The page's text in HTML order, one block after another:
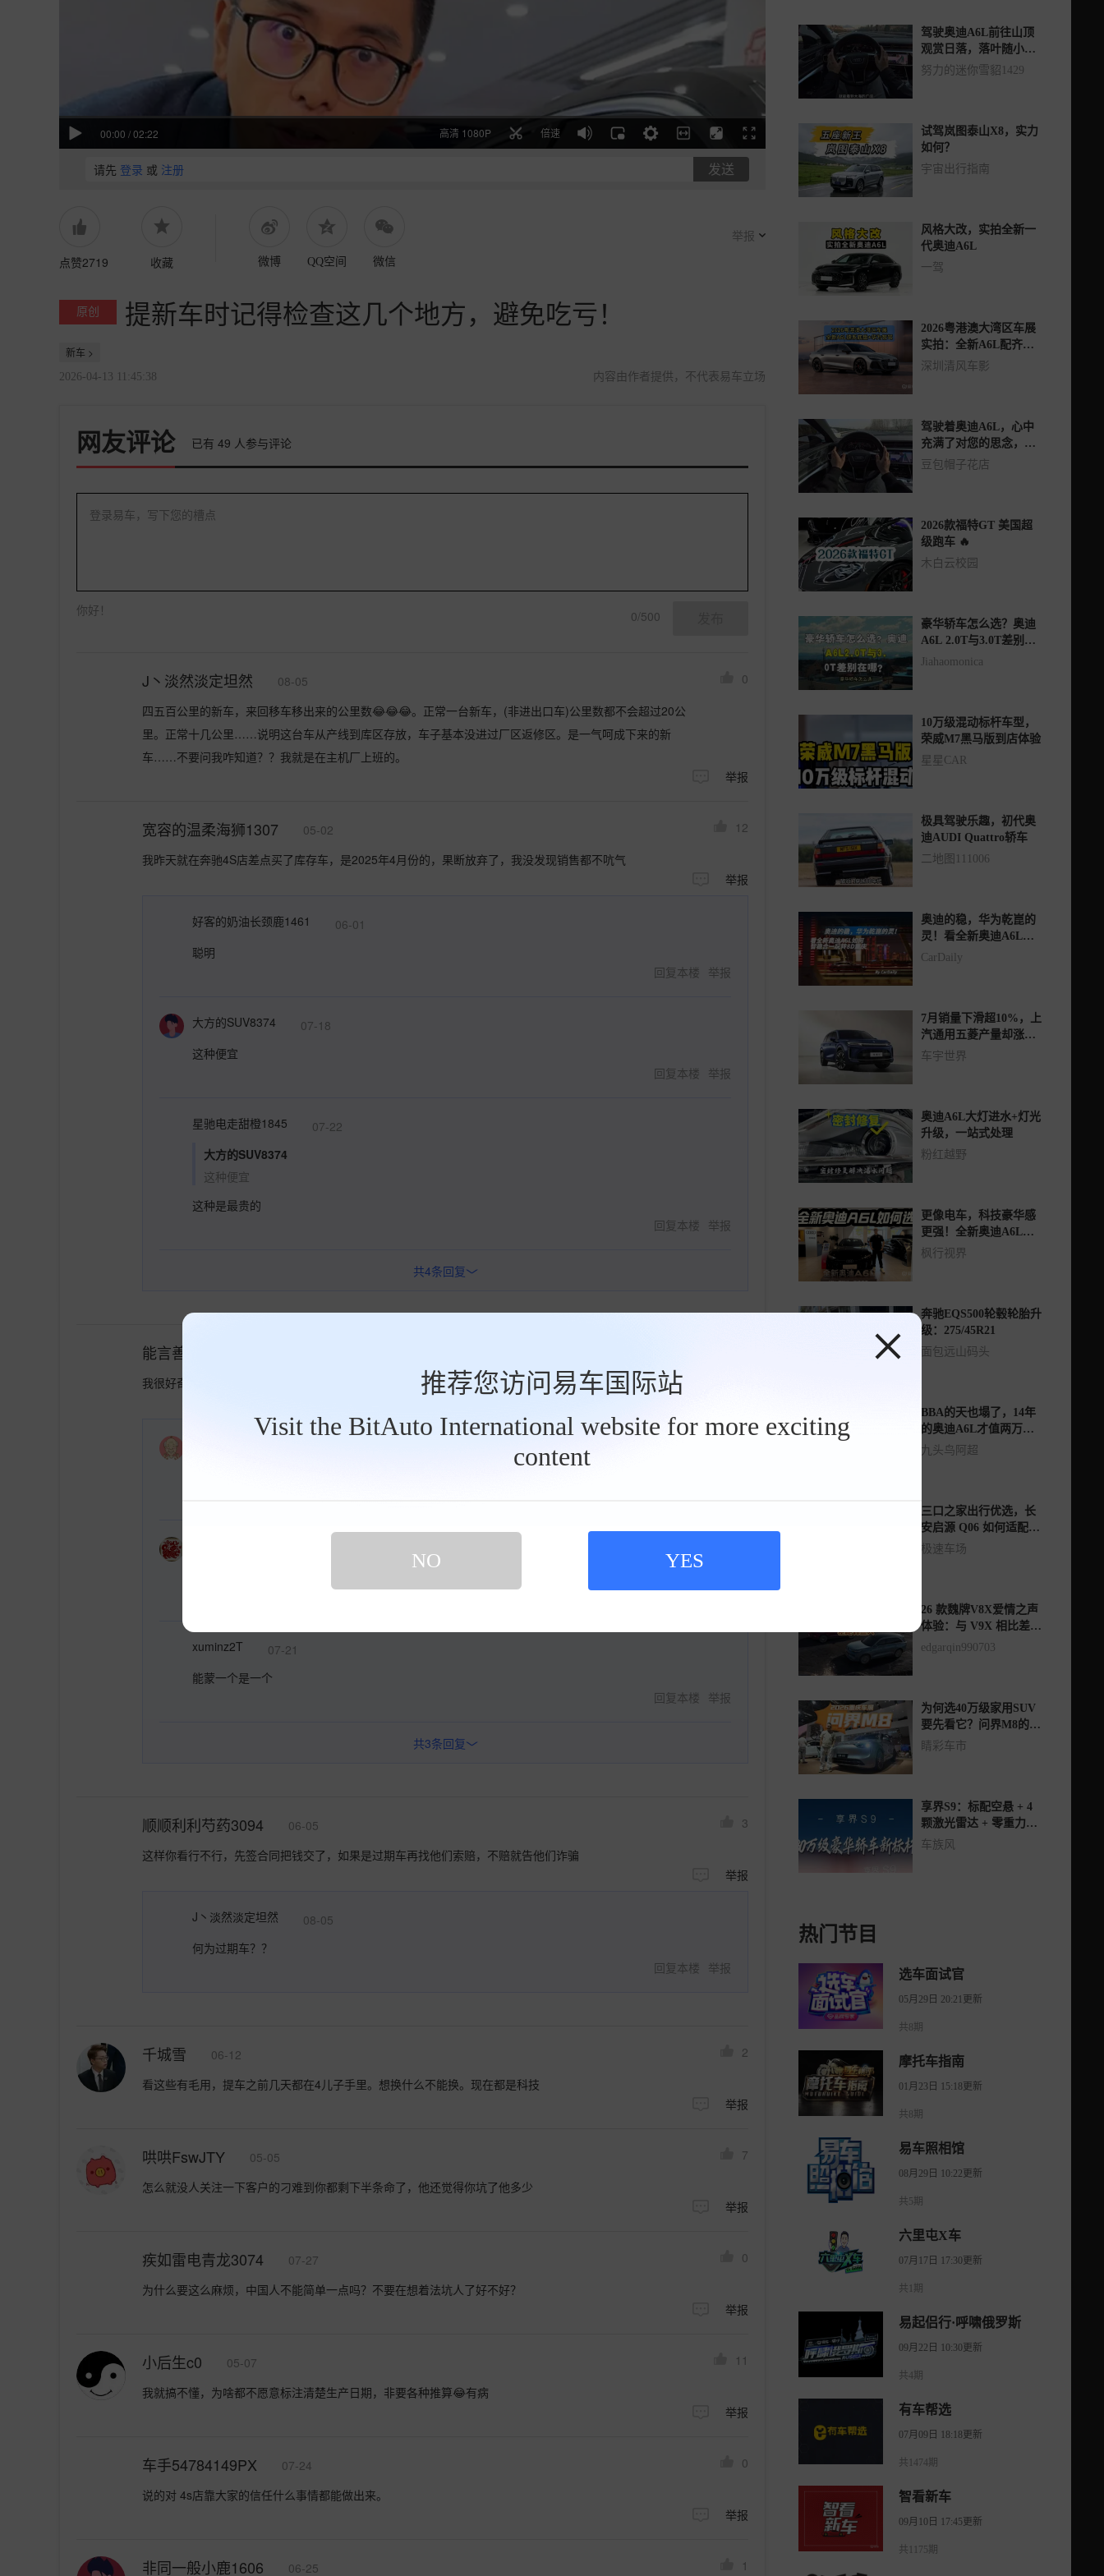
推荐您访问易车国际站
Visit the BitAuto International website for more exciting
content
NO YES
00:00 /02:22 高清 1080P 倍速
请先 登录 或 注册 发送
点赞2719 收藏 微博 QQ空间 微信
举报
原创 提新车时记得检查这几个地方，避免吃亏！
新车 >
2026-04-13 11:45:38 内容由作者提供，不代表易车立场
网友评论 已有 49 人参与评论
登录易车，写下您的槽点
你好！ 0/500
J丶淡然淡定坦然 08-05
0
四五百公里的新车，来回移车移出来的公里数😂😂😂。正常一台新车，(非进出口车)公里数都不会超过20公
里。正常十几公里……说明这台车从产线到库区存放，车子基本没进过厂区返修区。是一气呵成下来的新
车……不要问我咋知道？？我就是在主机厂上班的。
举报
宽容的温柔海狮1307 05-02
12
我昨天就在奔驰4S店差点买了库存车，是2025年4月份的，果断放弃了，我没发现销售都不吭气
举报
好客的奶油长颈鹿1461
06-01
聪明
举报
回复本楼
大方的SUV8374
07-18
这种便宜
举报
回复本楼
星驰电走甜橙1845
07-22
大方的SUV8374
这种便宜
这种是最贵的
举报
回复本楼
共4条回复>
能言善道杏仁5487
我很好奇，玻璃轮胎直接打上明显的日期不行么，非要弄那么奇怪的码，显得他们学问好知识多？
xuminz2T
07-21
能蒙一个是一个
举报
回复本楼
共3条回复>
顺顺利利芍药3094 06-05
3
这样你看行不行，先签合同把钱交了，如果是过期车再找他们索赔，不赔就告他们诈骗
举报
J丶淡然淡定坦然
08-05
何为过期车？？
举报
回复本楼
千城雪 06-12
2
看这些有毛用，提车之前几天都在4儿子手里。想换什么不能换。现在都是科技
举报
哄哄FswJTY 05-05
7
怎么就没人关注一下客户的刁难到你都剩下半条命了，他还觉得你坑了他多少
举报
疾如雷电青龙3074 07-27
0
为什么要这么麻烦，中国人不能简单一点吗？不要在想着法坑人了好不好？
举报
小后生c0 05-07
11
我就搞不懂，为啥都不愿意标注清楚生产日期，非要各种推算😂有病
举报
车手54784149PX 07-24
0
说的对 4s店靠大家的信任什么事情都能做出来。
举报
非同一般小鹿1606 06-25 1
驾驶奥迪A6L前往山顶
观赏日落，落叶随小河
缓缓流淌。
努力的迷你雪貂1429
试驾岚图泰山X8，实力
如何？
宇宙出行指南
风格大改，实拍全新一
代奥迪A6L
一驾
2026粤港澳大湾区车展
实拍：全新A6L配齐华
为乾崑智驾
深圳清风车影
驾驶着奥迪A6L，心中
充满了对您的思念，爱
上了您，渴望与您共结
豆包帽子花店
2026款福特GT 美国超
级跑车 🔥
木白云校园
豪华轿车怎么选？奥迪
A6L 2.0T与3.0T差别在
哪？
Jiahaomonica
10万级混动标杆车型，
荣威M7黑马版到店体验
星星CAR
极具驾驶乐趣，初代奥
迪AUDI Quattro轿车
二地图111006
奥迪的稳，华为乾崑的
灵！看全新奥迪A6L如
何智稳合一玩转8D重庆
CarDaily
7月销量下滑超10%，上
汽通用五菱产量却涨近
13%
车宇世界
奥迪A6L大灯进水+灯光
升级，一站式处理
粉红越野
更像电车，科技豪华感
更强！全新奥迪A6L入
手32.29万起如何选？
枫行视界
奔驰EQS500轮毂轮胎升
级：275/45R21
面包远山码头
BBA的天也塌了，14年
的奥迪A6L才值两万
多！这车况车主会卖
九头鸟阿超
三口之家出行优选，长
安启源 Q06 如何适配全
场景用车？
极速车场
26 款魏牌V8X爱情之声
体验：与 V9X 相比差距
明显
edgarqin990703
为何选40万级家用SUV
要先看它？问界M8的答
案不止896线激光雷达
睛彩车市
享界S9：标配空悬 + 4
颗激光雷达 + 零重力座
椅，入门即顶配？
车族风
热门节目
选车面试官
05月29日 20:21更新
共8期
摩托车指南
01月23日 15:18更新
共8期
易车照相馆
08月29日 10:22更新
共5期
六里屯X车
07月17日 17:30更新
共1期
易起侣行·呼啸俄罗斯
09月22日 10:30更新
共4期
有车帮选
07月09日 18:18更新
共1474期
智看新车
09月10日 17:45更新
共1175期